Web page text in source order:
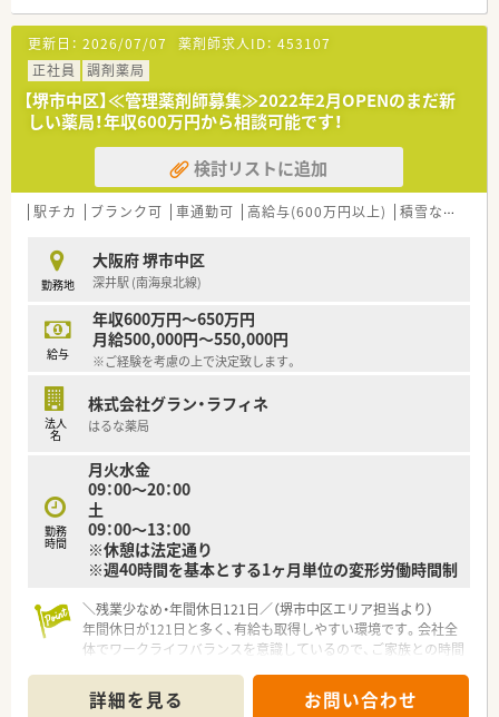
【職場環境と雰囲気】
■各店舗ともにスタッフ同士の仲が良く、チームワークを大切に
する温かい雰囲気が自慢です。
■経営者との距離が近く、「仲間」として尊重し合える風通しの
良い関係性が築かれています。
■長期的に勤務されている方が多く、非常に高い定着率を誇る働
きやすい職場です。
【こんな方が活躍中】
■患者様やスタッフに対して、常に思いやりを持って接すること
■自身のスキルや知識を活かして、より良い薬局作りに貢献した
いという意欲的な方。
■仕事とプライベートのメリハリをつけ、どちらも充実させたい
と考えている方々です。
【やりがい/おすすめポイント】
■ご自身のアイデアや得意分野を活かして、魅力的な店舗作りを
■「患者様第一」の理念に基づき、地域医療に深く貢献している
実感を得ることができます。
を重視した働き方が可能です。
更新日： 2026/07/07 薬剤師求人ID： 453107
正社員
調剤薬局
【堺市中区】≪管理薬剤師募集≫2022年2月OPENのまだ新
しい薬局！年収600万円から相談可能です！
検討リストに追加
駅チカ ブランク可 車通勤可 高給与(600万円以上) 積雪なし
勤務地
大阪府 堺市中区
深井駅 (南海泉北線)
給与
年収600万円～650万円
月給500,000円～550,000円
※ご経験を考慮の上で決定致します。
法人
名
株式会社グラン・ラフィネ
はるな薬局
勤務
時間
月火水金
09：00～20：00
土
09：00～13：00
※休憩は法定通り
※週40時間を基本とする1ヶ月単位の変形労働時間制
＼残業少なめ・年間休日121日／（堺市中区エリア担当より）
年間休日が121日と多く、有給も取得しやすい環境です。会社全
体でワークライフバランスを意識しているので、ご家族との時間
＊------------------------------------------＊
詳細を見る お問い合わせ